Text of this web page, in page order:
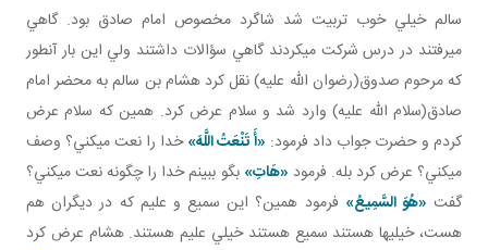
سالم خيلي خوب تربيت شد شاگرد مخصوص امام صادق بود. گاهي
مي رفتند در درس شرکت مي کردند گاهي سؤالات داشتند ولي اين بار آن طور
که مرحوم صدوق(رضوان الله عليه) نقل کرد هشام بن سالم به محضر امام
صادق(سلام الله عليه) وارد شد و سلام عرض کرد. همين که سلام عرض
کردم و حضرت جواب داد فرمود: «أَ تَنْعَتُ اللَّهَ»خدا را نعت مي کني؟ وصف
مي کني؟ عرض کرد بله. فرمود «هَاتِ» بگو ببينم خدا را چگونه نعت مي کني؟
گفت «هُوَ السَّمِيعُ» فرمود همين؟ اين سميع و عليم که در ديگران هم
هست، خيلي ها هستند سميع هستند خيلي عليم هستند. هشام عرض کرد